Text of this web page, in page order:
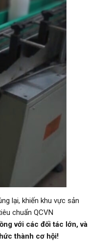
lại, khiến khu vực sản
chuẩn QCVN
với các đối tác lớn, và
thành cơ hội!